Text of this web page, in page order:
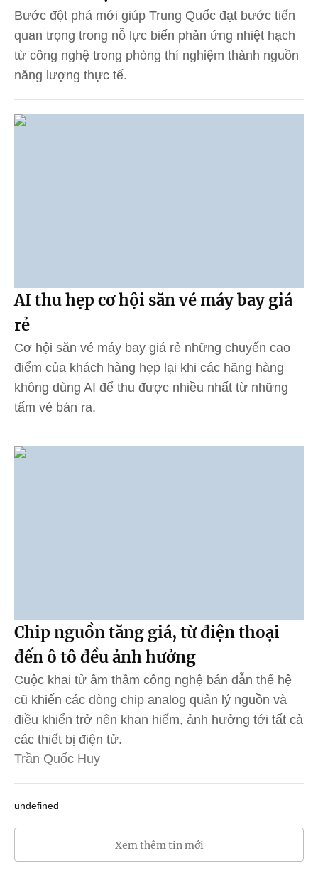
Bước đột phá mới giúp Trung Quốc đạt bước tiến
quan trọng trong nỗ lực biến phản ứng nhiệt hạch
từ công nghệ trong phòng thí nghiệm thành nguồn
năng lượng thực tế.
AI thu hẹp cơ hội săn vé máy bay giá
rẻ
Cơ hội săn vé máy bay giá rẻ những chuyến cao
điểm của khách hàng hẹp lại khi các hãng hàng
không dùng AI để thu được nhiều nhất từ những
tấm vé bán ra.
Chip nguồn tăng giá, từ điện thoại
đến ô tô đều ảnh hưởng
Cuộc khai tử âm thầm công nghệ bán dẫn thế hệ
cũ khiến các dòng chip analog quản lý nguồn và
điều khiển trở nên khan hiếm, ảnh hưởng tới tất cả
các thiết bị điện tử.
Trần Quốc Huy
undefined
Xem thêm tin mới